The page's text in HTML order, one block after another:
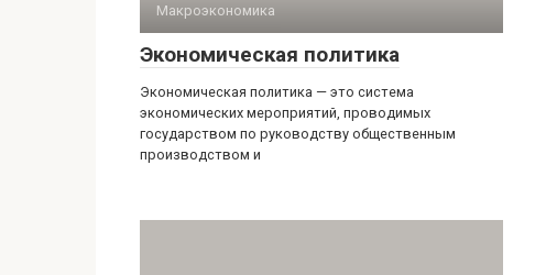
Макроэкономика
Экономическая политика
Экономическая политика — это система
экономических мероприятий, проводимых
государством по руководству общественным
производством и